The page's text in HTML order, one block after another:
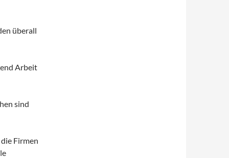
überall
Arbeit
sind
Firmen